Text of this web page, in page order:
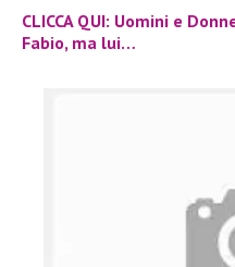
CLICCA QUI: Uomini e
Fabio, ma lui…